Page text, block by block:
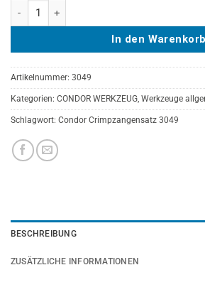
In den Warenkorb
Artikelnummer: 3049
Kategorien: CONDOR WERKZEUG, Werkzeuge
Schlagwort: Condor Crimpzangensatz 3049
BESCHREIBUNG
ZUSÄTZLICHE INFORMATIONEN